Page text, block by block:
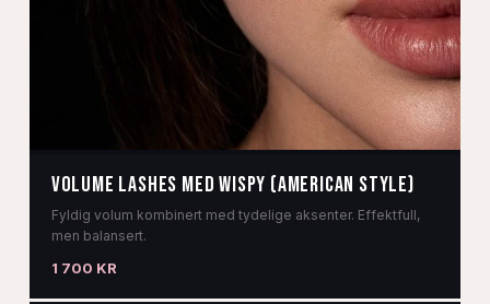
Volume lashes med wispy (American style)
Fyldig volum kombinert med tydelige aksenter. Effektfull,
men balansert.
1 700 KR